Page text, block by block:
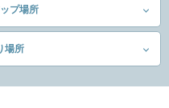
プ場所
場所